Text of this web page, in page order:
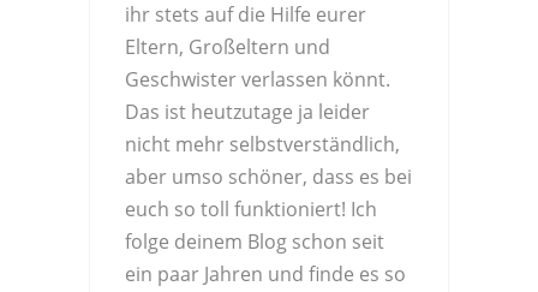
ihr stets auf die Hilfe eurer
Eltern, Großeltern und
Geschwister verlassen könnt.
Das ist heutzutage ja leider
nicht mehr selbstverständlich,
aber umso schöner, dass es bei
euch so toll funktioniert! Ich
folge deinem Blog schon seit
ein paar Jahren und finde es so